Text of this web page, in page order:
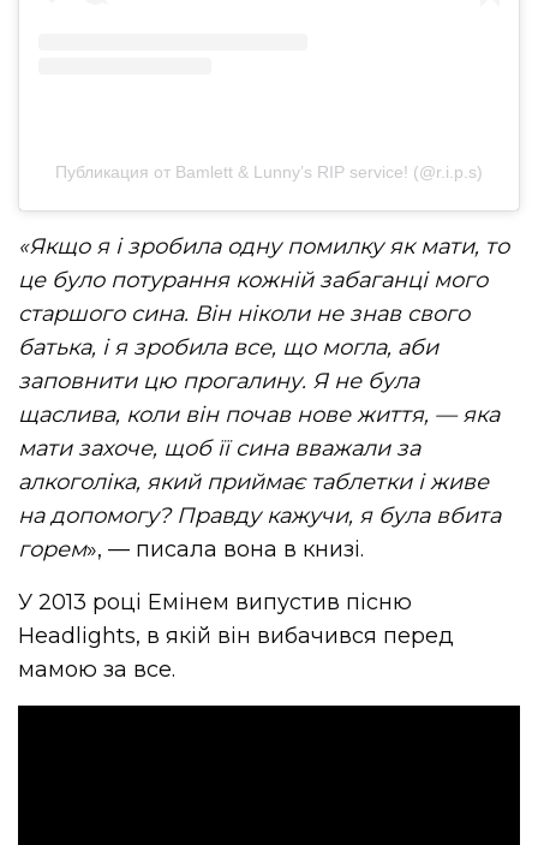
Публикация от Bamlett & Lunny’s RIP service! (@r.i.p.s)
«Якщо я і зробила одну помилку як мати, то
це було потурання кожній забаганці мого
старшого сина. Він ніколи не знав свого
батька, і я зробила все, що могла, аби
заповнити цю прогалину. Я не була
щаслива, коли він почав нове життя, — яка
мати захоче, щоб її сина вважали за
алкоголіка, який приймає таблетки і живе
на допомогу? Правду кажучи, я була вбита
горем», — писала вона в книзі.
У 2013 році Емінем випустив пісню
Headlights, в якій він вибачився перед
мамою за все.